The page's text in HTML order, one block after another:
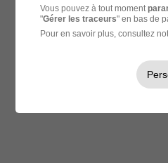
Vous pouvez à tout moment
"Gérer les traceurs" en bas de
Pour en savoir plus, consultez